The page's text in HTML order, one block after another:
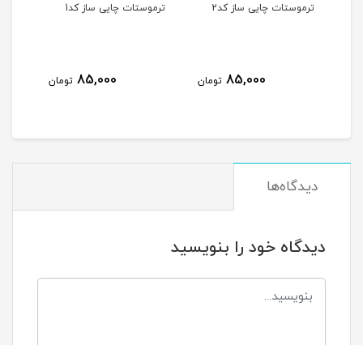
ترموستات چایی ساز کد2
تومان
ترموستات چایی ساز کد1
تومان
دیدگاه‌ها
دیدگاه خود را بنویسید